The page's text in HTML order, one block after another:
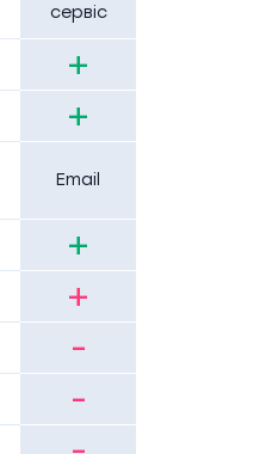
сервіс
+
+
Email
+
+
-
-